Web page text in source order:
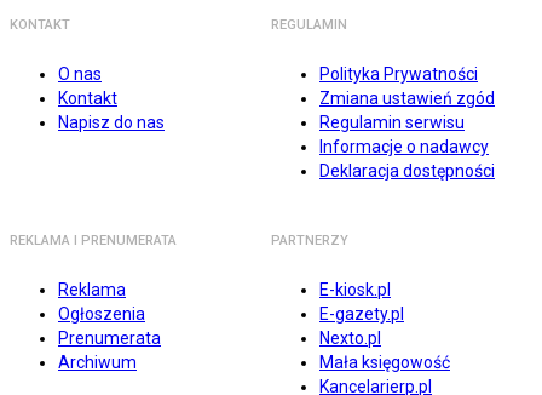
KONTAKT
O nas
Kontakt
Napisz do nas
REGULAMIN
Polityka Prywatności
Zmiana ustawień zgód
Regulamin serwisu
Informacje o nadawcy
Deklaracja dostępności
REKLAMA I PRENUMERATA
Reklama
Ogłoszenia
Prenumerata
Archiwum
PARTNERZY
E-kiosk.pl
E-gazety.pl
Nexto.pl
Mała księgowość
Kancelarierp.pl